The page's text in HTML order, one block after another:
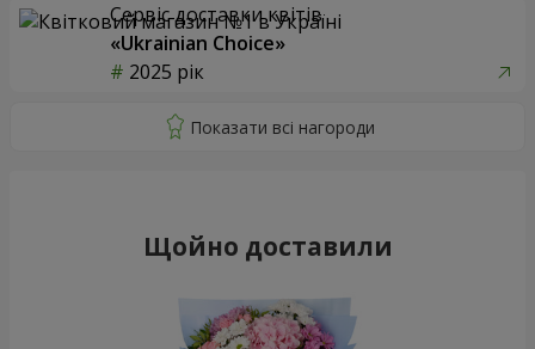
Сервіс доставки квітів
«Ukrainian Choice»
2025 рік
Щойно доставили